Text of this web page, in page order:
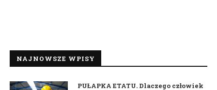
NAJNOWSZE WPISY
PUŁAPKA ETATU. Dlaczego człowiek